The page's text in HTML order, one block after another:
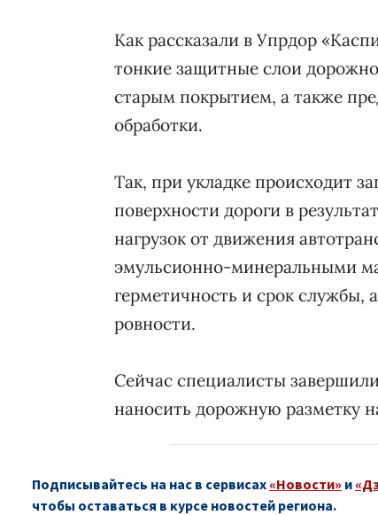
Как рассказали в Упрдор
тонкие защитные слои
старым покрытием, а также
обработки.
Так, при укладке происходит
поверхности дороги в
нагрузок от движения
эмульсионно-минеральными
герметичность и срок
ровности.
Сейчас специалисты
наносить дорожную разметку
Подписывайтесь на нас в сервисах «Новости» и
чтобы оставаться в курсе новостей региона.